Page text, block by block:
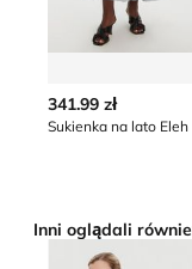
341.99 zł
Sukienka na lato Eleh
Inni oglądali
Sukienka